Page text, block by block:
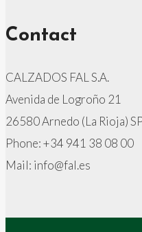
Contact
CALZADOS FAL S.A.
Avenida de Logroño 21
26580 Arnedo (La Rioja)
Phone: +34 941 38 08 00
Mail: info@fal.es